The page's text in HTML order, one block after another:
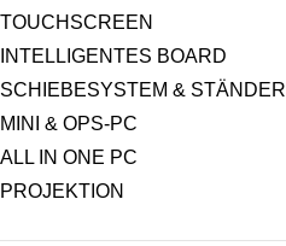
TOUCHSCREEN
INTELLIGENTES BOARD
SCHIEBESYSTEM & STÄNDER
MINI & OPS-PC
ALL IN ONE PC
PROJEKTION